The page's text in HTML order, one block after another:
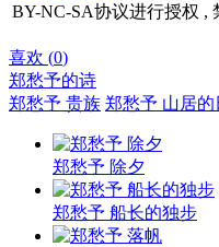
BY-NC-SA协议进行授权 ,
喜欢 (0)
郑愁予的诗
郑愁予 贵族 郑愁予 山居的
郑愁予 除夕
郑愁予 船长的独步